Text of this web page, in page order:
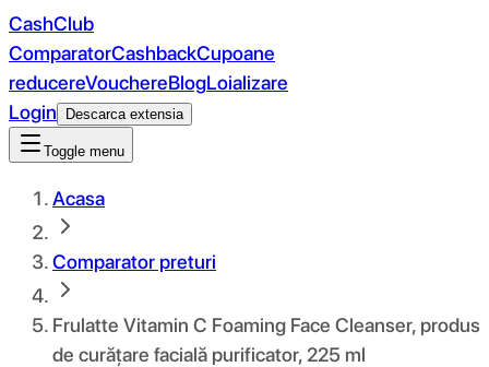
CashClub
ComparatorCashbackCupoane
reducereVouchereBlogLoializare
Login
Descarca extensia
Toggle menu
Acasa
Comparator preturi
Frulatte Vitamin C Foaming Face Cleanser, produs
de curățare facială purificator, 225 ml